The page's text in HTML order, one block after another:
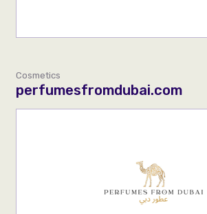
Cosmetics
perfumesfromdubai.com